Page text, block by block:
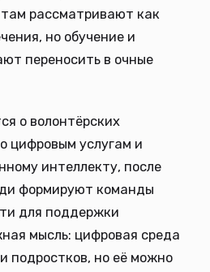
рассматривают как
но обучение и
переносить в очные
о волонтёрских
цифровым услугам и
интеллекту, после
формируют команды
для поддержки
мысль: цифровая среда
подростков, но её можно